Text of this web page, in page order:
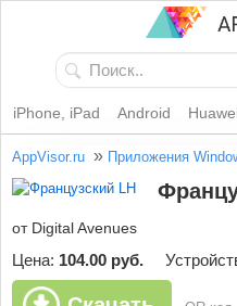
iPhone, iPad Android
AppVisor.ru » Приложения
от Digital Avenues
Цена: 104.00 руб.